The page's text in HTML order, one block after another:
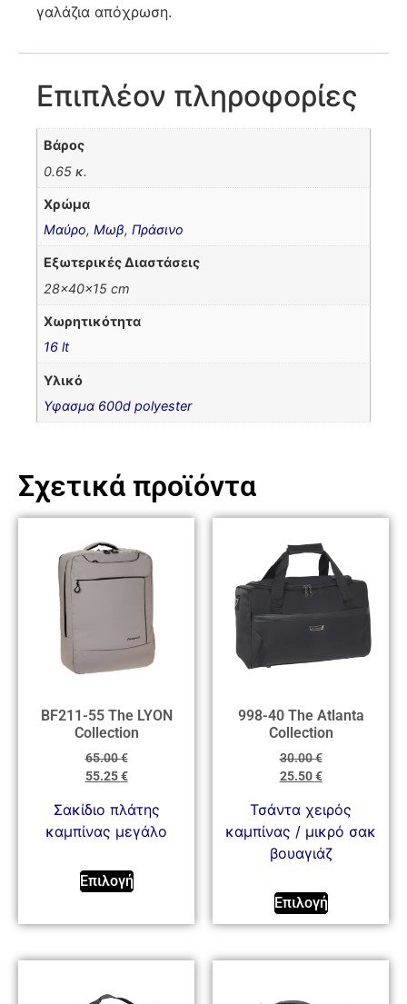
γαλάζια απόχρωση.
Επιπλέον πληροφορίες
Βάρος
0.65 κ.
Χρώμα
Μαύρο,Μωβ,Πράσινο
Εξωτερικές Διαστάσεις
28x40x15 cm
Χωρητικότητα
16 lt
Υλικό
Υφασμα 600d polyester
Σχετικά προϊόντα
BF211-55 The LYON
Collection
65.00€
55.25€
Σακίδιο πλάτης
καμπίνας μεγάλο
Επιλογή
998-40 The Atlanta
Collection
30.00€
25.50€
Τσάντα χειρός
καμπίνας / μικρό σακ
βουαγιάζ
Επιλογή